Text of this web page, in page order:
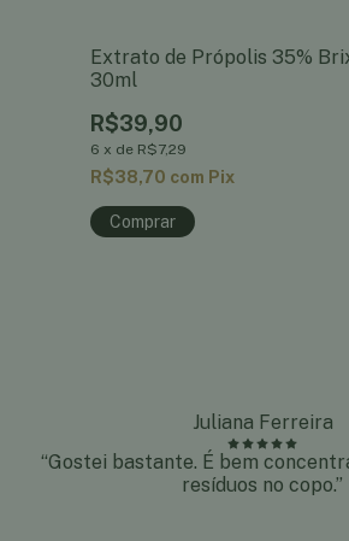
Extrato de Própolis 35%
30ml
R$39,90
6 x de R$7,29
R$38,70 com Pix
Juliana Ferreira
“Gostei bastante. É bem
resíduos no copo.”